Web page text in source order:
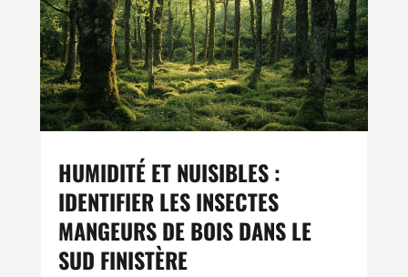
HUMIDITÉ ET NUISIBLES :
IDENTIFIER LES INSECTES
MANGEURS DE BOIS DANS LE
SUD FINISTÈRE